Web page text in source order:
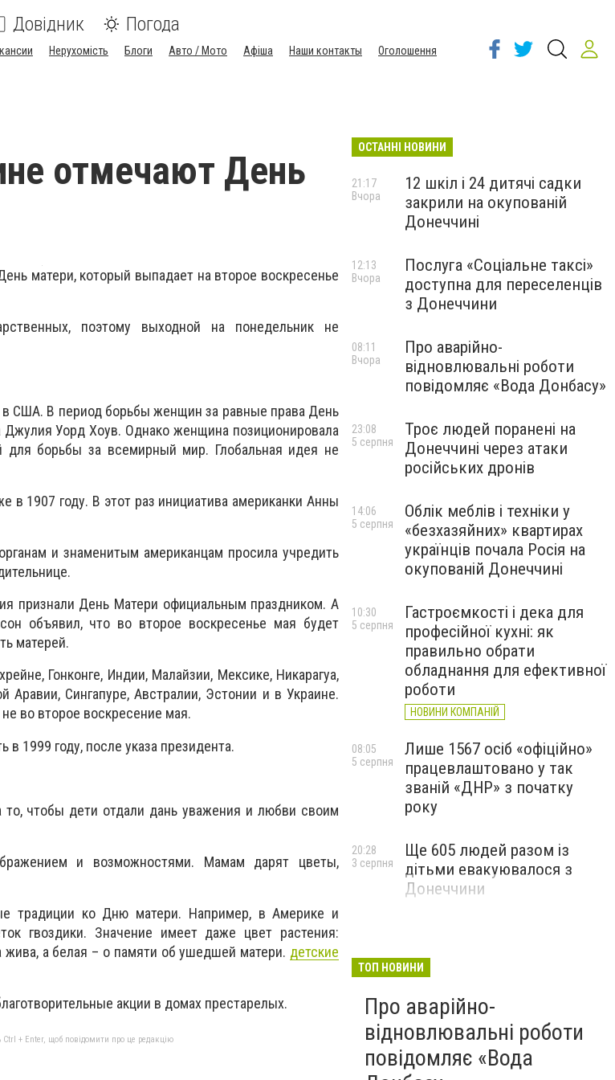
Довідник Погода
Нерухомість Блоги Авто / Мото Афіша Наши контакты
Оголошення
отмечают День
матери, который выпадает на второе воскресенье
поэтому выходной на понедельник не
в США. В период борьбы женщин за равные права День
Уорд Хоув. Однако женщина позиционировала
для борьбы за всемирный мир. Глобальная идея не
1907 году. В этот раз инициатива американки Анны
и знаменитым американцам просила учредить
признали День Матери официальным праздником. А
объявил, что во второе воскресенье мая будет
матерей.
Гонконге, Индии, Малайзии, Мексике, Никарагуа,
Аравии, Сингапуре, Австралии, Эстонии и в Украине.
во второе воскресение мая.
в 1999 году, после указа президента.
чтобы дети отдали дань уважения и любви своим
и возможностями. Мамам дарят цветы,
традиции ко Дню матери. Например, в Америке и
гвоздики. Значение имеет даже цвет растения:
жива, а белая – о памяти об ушедшей матери. детские
акции в домах престарелых.
+ Enter, щоб повідомити про це редакцію
ОСТАННІ НОВИНИ
12 шкіл і 24 дитячі садки
закрили на окупованій
Донеччині
21:17
Вчора
Послуга «Соціальне таксі»
доступна для переселенців
з Донеччини
12:13
Вчора
Про аварійно-
відновлювальні роботи
повідомляє «Вода Донбасу»
08:11
Вчора
Троє людей поранені на
Донеччині через атаки
російських дронів
23:08
5 серпня
Облік меблів і техніки у
«безхазяйних» квартирах
українців почала Росія на
окупованій Донеччині
14:06
5 серпня
Гастроємкості і дека для
професійної кухні: як
правильно обрати
обладнання для ефективної
роботи
НОВИНИ КОМПАНІЙ
10:30
5 серпня
Лише 1567 осіб «офіційно»
працевлаштовано у так
званій «ДНР» з початку
року
08:05
5 серпня
Ще 605 людей разом із
дітьми евакуювалося з
Донеччини
20:28
3 серпня
ТОП НОВИНИ
Про аварійно-
відновлювальні роботи
повідомляє «Вода